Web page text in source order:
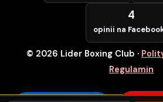
Numer Telefonu *
POTWIERDZAM — WCHODZĘ
DARMO
4
opinii na
© 2026 Lider Boxing Club ·
Regulamin